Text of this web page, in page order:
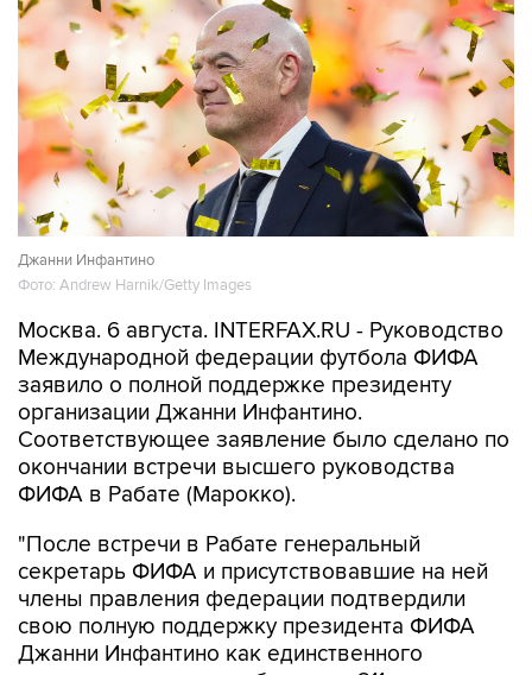
Джанни Инфантино
Фото: Andrew Harnik/Getty Images
Москва. 6 августа. INTERFAX.RU - Руководство
Международной федерации футбола ФИФА
заявило о полной поддержке президенту
организации Джанни Инфантино.
Соответствующее заявление было сделано по
окончании встречи высшего руководства
ФИФА в Рабате (Марокко).
"После встречи в Рабате генеральный
секретарь ФИФА и присутствовавшие на ней
члены правления федерации подтвердили
свою полную поддержку президента ФИФА
Джанни Инфантино как единственного